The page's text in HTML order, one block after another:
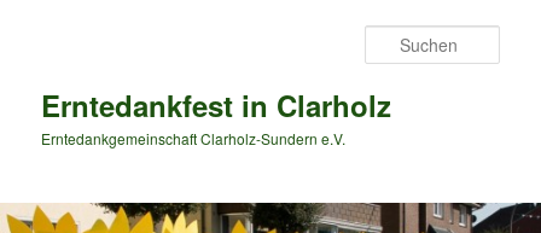
Erntedankfest in Clarholz
Erntedankgemeinschaft Clarholz-Sundern e.V.